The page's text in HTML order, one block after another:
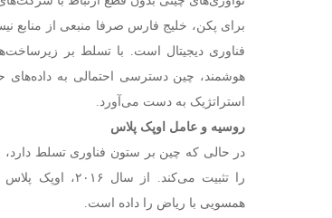
برای پکن، خلیج فارس صرفا منبعی از منابع
هوشمند، چین دسترسی احتمالی به
استراتژیک به دست می‌آورد.
روسیه و عامل اوپک پلاس
در حالی که چین بر ستون فناوری تسلط
را تثبیت می‌کند.
همسویی با ریاض را داده است.